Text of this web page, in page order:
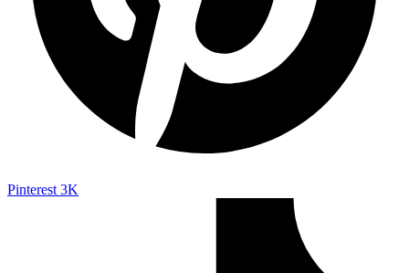
Pinterest 3K